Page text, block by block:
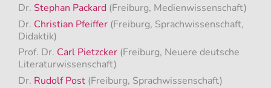
Dr. Stephan Packard (Freiburg, Medienwissenschaft)
Dr. Christian Pfeiffer (Freiburg, Sprachwissenschaft,
Didaktik)
Prof. Dr. Carl Pietzcker (Freiburg, Neuere deutsche
Literaturwissenschaft)
Dr. Rudolf Post (Freiburg, Sprachwissenschaft)